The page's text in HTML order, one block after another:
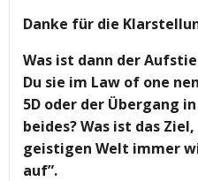
Danke für die
Was ist dann der
Du sie im Law of one
5D oder der Übergang
beides? Was ist das
geistigen Welt immer
auf”.